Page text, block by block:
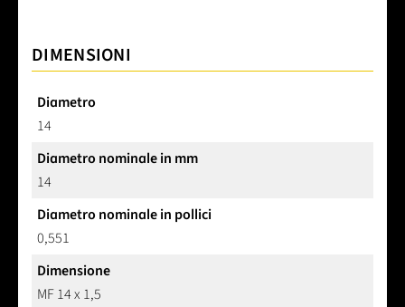
DIMENSIONI
Diametro
14
Diametro nominale in mm
14
Diametro nominale in pollici
0,551
Dimensione
MF 14 x 1,5